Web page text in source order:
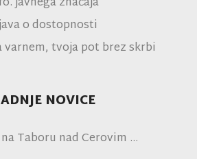
o dostopnosti
varnem, tvoja pot brez skrbi
NOVICE
Taboru nad Cerovim